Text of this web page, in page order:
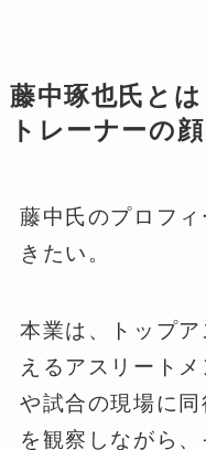
藤中琢也氏と
トレーナーの
藤中氏のプロフ
きたい。
本業は、トップ
えるアスリート
や試合の現場に
を観察しながら